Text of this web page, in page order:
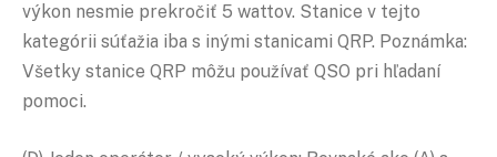
výkon nesmie prekročiť 5 wattov. Stanice v tejto
kategórii súťažia iba s inými stanicami QRP. Poznámka:
Všetky stanice QRP môžu používať QSO pri hľadaní
pomoci.